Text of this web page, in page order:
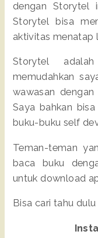
dengan Storytel
Storytel bisa
aktivitas menatap
Storytel
memudahkan
wawasan
Saya bahkan
buku-buku self
Teman-teman
baca buku
untuk download
Bisa cari tahu